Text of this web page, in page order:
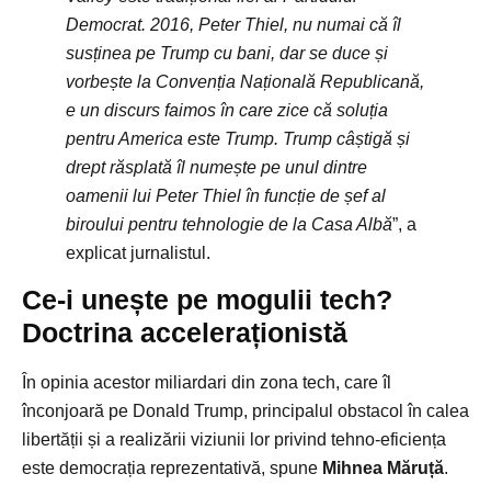
Democrat. 2016, Peter Thiel, nu numai că îl
susținea pe Trump cu bani, dar se duce și
vorbește la Convenția Națională Republicană,
e un discurs faimos în care zice că soluția
pentru America este Trump. Trump câștigă și
drept răsplată îl numește pe unul dintre
oamenii lui Peter Thiel în funcție de șef al
biroului pentru tehnologie de la Casa Albă”, a
explicat jurnalistul.
Ce-i unește pe mogulii tech?
Doctrina acceleraționistă
În opinia acestor miliardari din zona tech, care îl
înconjoară pe Donald Trump, principalul obstacol în calea
libertății și a realizării viziunii lor privind tehno-eficiența
este democrația reprezentativă, spune Mihnea Măruță.